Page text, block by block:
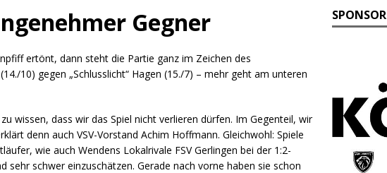
Gegner
ertönt, dann steht die Partie ganz im Zeichen des
10) gegen „Schlusslicht“ Hagen (15./7) – mehr geht am unteren
wissen, dass wir das Spiel nicht verlieren dürfen. Im Gegenteil, wir
denn auch VSV-Vorstand Achim Hoffmann. Gleichwohl: Spiele
wie auch Wendens Lokalrivale FSV Gerlingen bei der 1:2-
sehr schwer einzuschätzen. Gerade nach vorne haben sie schon
SPONSOR